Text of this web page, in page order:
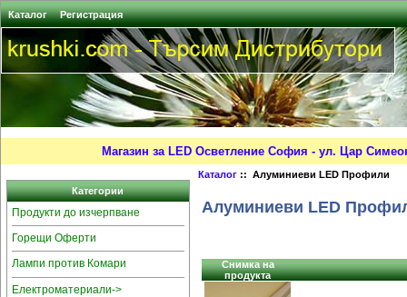
Каталог Регистрация
Магазин за LED Осветление София - ул. Цар
Категории
Продукти до изчерпване
Горещи Оферти
Лампи против Комари
Електроматериали->
Каталог :: Алуминиеви LED Профили
Алуминиеви LED
Снимка на
продукта